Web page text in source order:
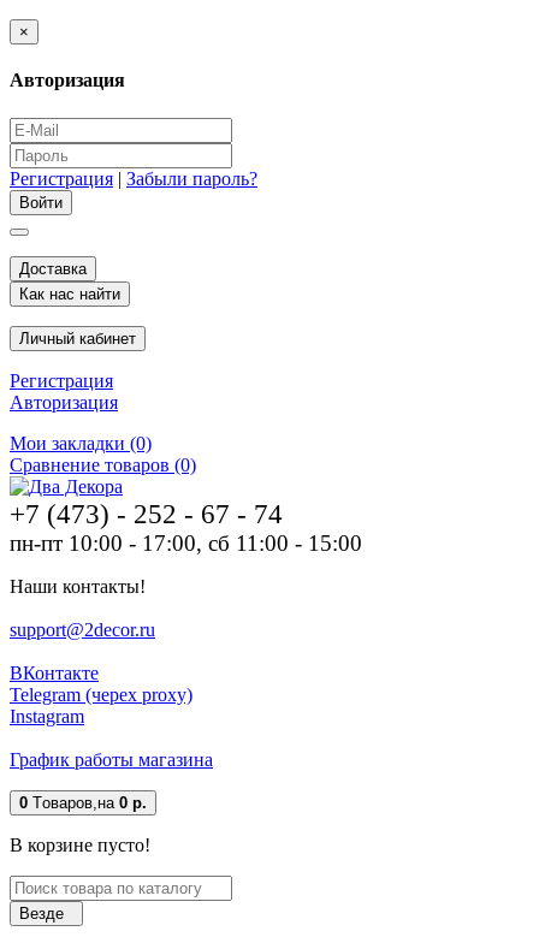
×
Авторизация
Регистрация | Забыли пароль?
Доставка
Как нас найти
Личный кабинет
Регистрация
Авторизация
Мои закладки (0)
Сравнение товаров (0)
+7 (473) - 252 - 67 - 74
пн-пт 10:00 - 17:00, сб 11:00 - 15:00
Наши контакты!
support@2decor.ru
ВКонтакте
Telegram (черех proxy)
Instagram
График работы магазина
0 Tоваров, на 0 р.
В корзине пусто!
Везде